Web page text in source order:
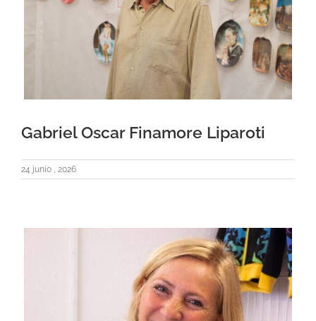
Gabriel Oscar Finamore Liparoti
24 junio , 2026